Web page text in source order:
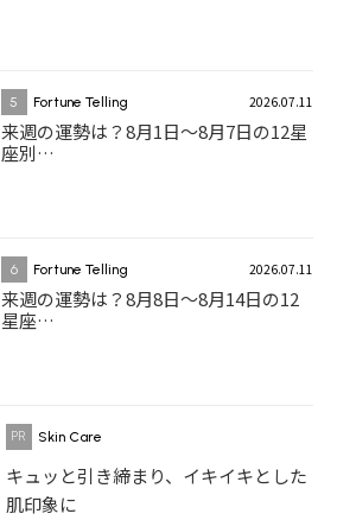
5 Fortune Telling 2026.07.11
来週の運勢は？8月1日～8月7日の12星
座別…
6 Fortune Telling 2026.07.11
来週の運勢は？8月8日～8月14日の12
星座…
Skin Care
キュッと引き締まり、イキイキとした
肌印象に